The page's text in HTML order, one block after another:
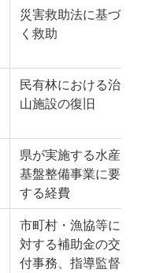
災害救助法に基づ
く救助
民有林における治
山施設の復旧
県が実施する水産
基盤整備事業に要
する経費
市町村・漁協等に
対する補助金の交
付事務、指導監督